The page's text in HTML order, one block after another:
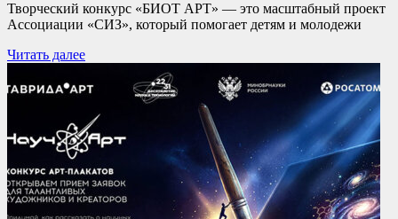
Творческий конкурс «БИОТ АРТ» — это масштабный проект
Ассоциации «СИЗ», который помогает детям и молодежи
Читать далее